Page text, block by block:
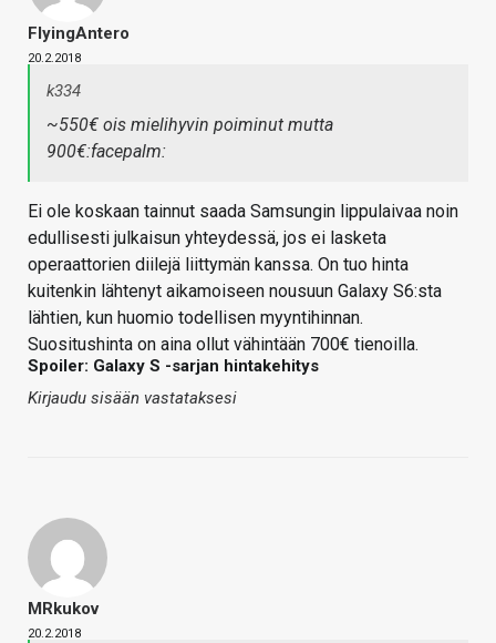
FlyingAntero
20.2.2018
k334
~550€ ois mielihyvin poiminut mutta
900€:facepalm:
Ei ole koskaan tainnut saada Samsungin lippulaivaa noin
edullisesti julkaisun yhteydessä, jos ei lasketa
operaattorien diilejä liittymän kanssa. On tuo hinta
kuitenkin lähtenyt aikamoiseen nousuun Galaxy S6:sta
lähtien, kun huomio todellisen myyntihinnan.
Suositushinta on aina ollut vähintään 700€ tienoilla.
Spoiler: Galaxy S -sarjan hintakehitys
Kirjaudu sisään vastataksesi
MRkukov
20.2.2018